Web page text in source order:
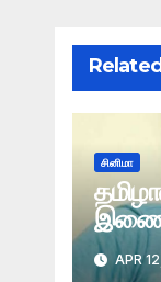
சினிமா
சிம்பு
APR